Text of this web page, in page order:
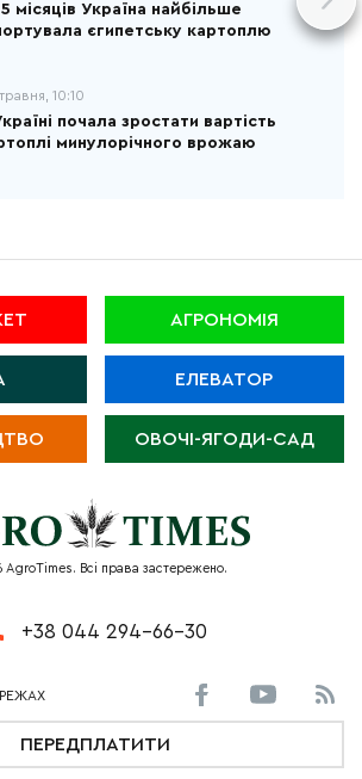
місяців Україна найбільше
єгипетську картоплю
10:10
почала зростати вартість
минулорічного врожаю
АГРОНОМІЯ
ЕЛЕВАТОР
ОВОЧІ-ЯГОДИ-САД
AgroTimes. Всі права застережено.
+38 044 294-66-30
ПЕРЕДПЛАТИТИ